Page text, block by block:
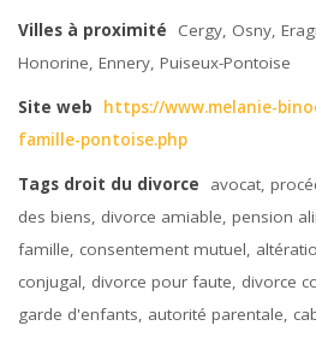
Villes à proximité
Cergy, Osny,
Honorine, Ennery, Puiseux-Pontoise
Site web
https://www.melanie-
famille-pontoise.php
Tags droit du divorce
avocat,
des biens, divorce amiable, pension
famille, consentement mutuel,
conjugal, divorce pour faute, divorce
garde d'enfants, autorité parentale,